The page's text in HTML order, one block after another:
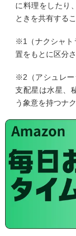
に料理をしたり
ときを共有する
※1（ナクシャト
置をもとに区分
※2（アシュレー
支配星は水星、
う象意を持つナ